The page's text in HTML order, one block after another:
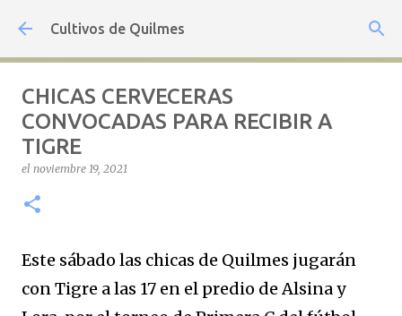
Ir al contenido principal
Cultivos de Quilmes
CHICAS CERVECERAS
CONVOCADAS PARA RECIBIR A
TIGRE
el noviembre 19, 2021
Este sábado las chicas de Quilmes jugarán
con Tigre a las 17 en el predio de Alsina y